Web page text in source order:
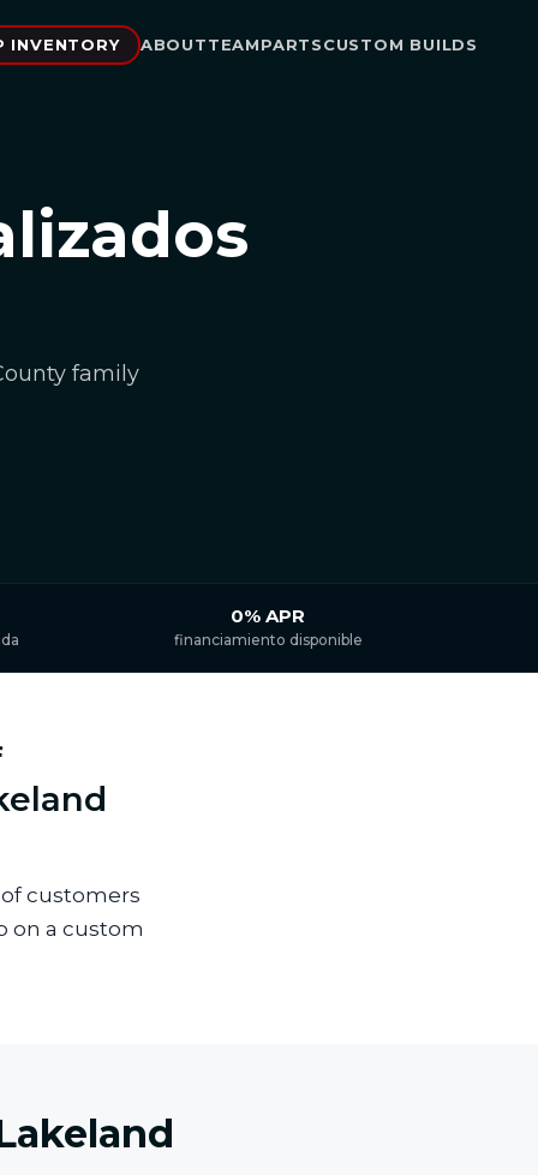
INVENTORY ABOUTTEAMPARTSCUSTOM BUILDS
family
0% APR
financiamiento disponible
customers
on a custom